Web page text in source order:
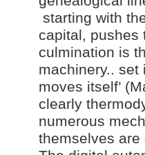
starting with
capital, pushes
culmination is
machinery.. set
moves itself’
clearly
numerous
themselves